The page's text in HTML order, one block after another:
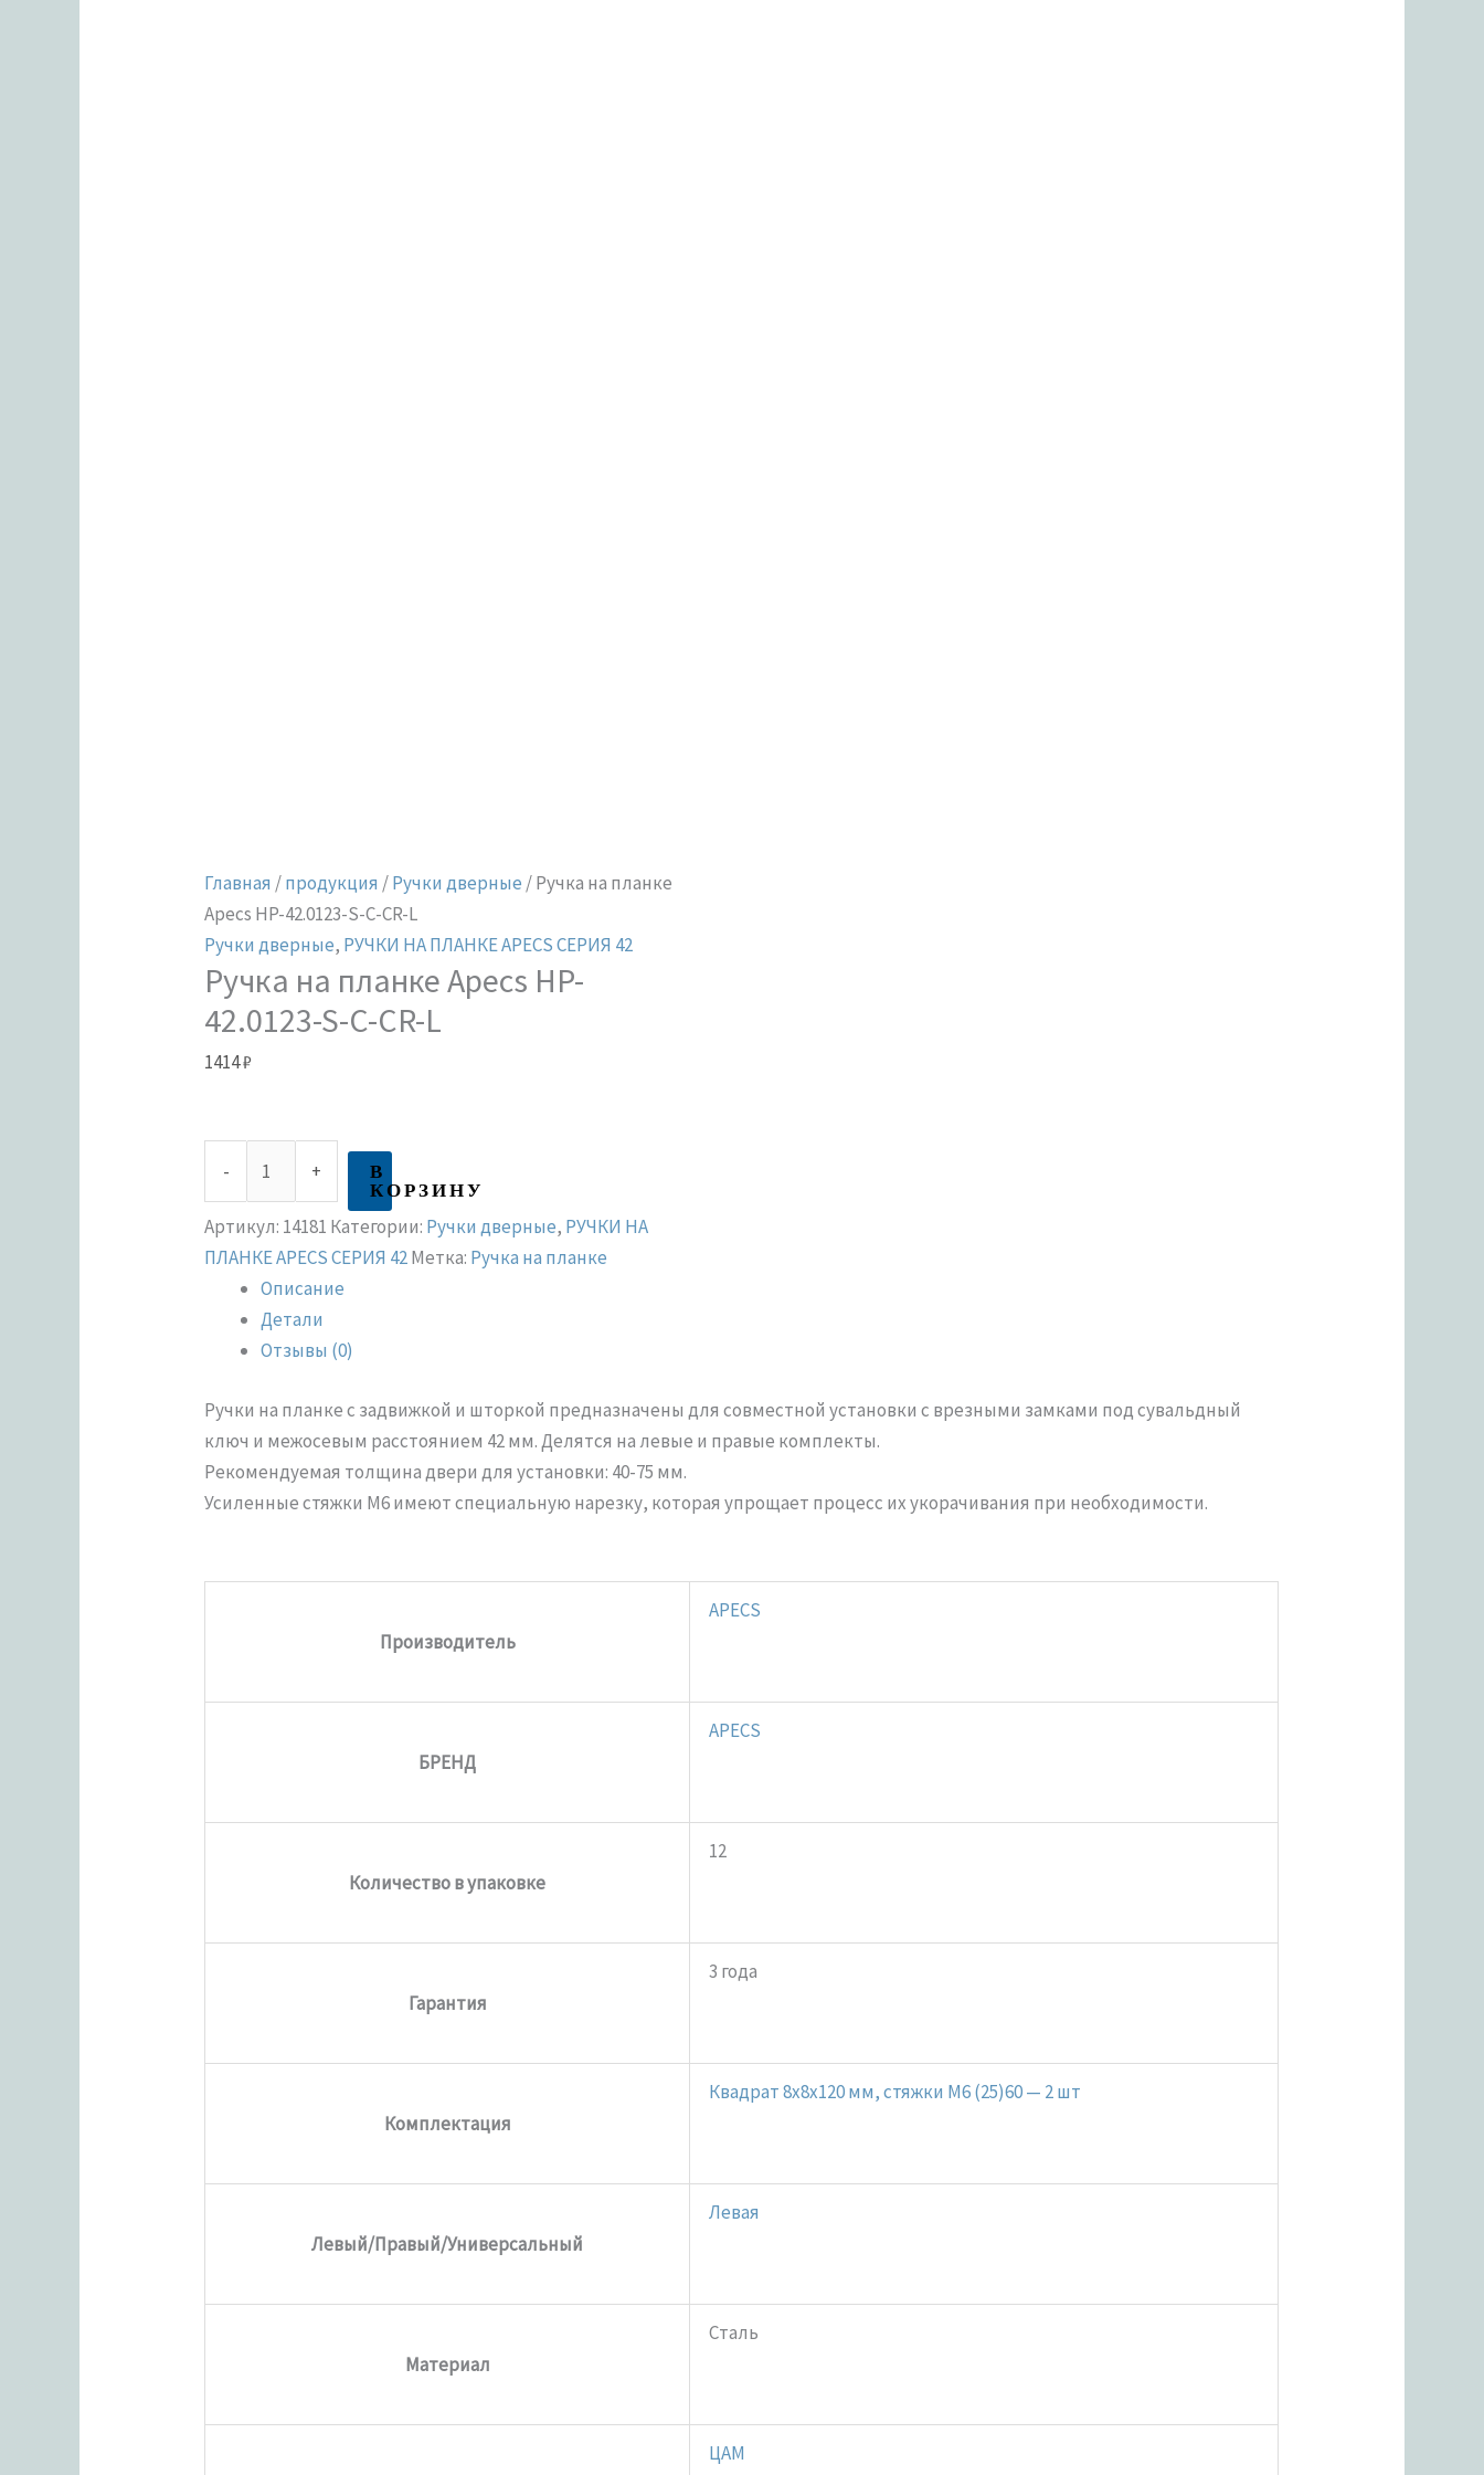
Главная /продукция /Ручки дверные / Ручка на планке
Apecs HP-42.0123-S-C-CR-L
Ручки дверные, РУЧКИ НА ПЛАНКЕ APECS СЕРИЯ 42
Ручка на планке Apecs HP-
42.0123-S-C-CR-L
1414₽
- + В
КОРЗИНУ
Артикул: 14181 Категории: Ручки дверные, РУЧКИ НА
ПЛАНКЕ APECS СЕРИЯ 42Метка: Ручка на планке
Описание
Детали
Отзывы (0)
Ручки на планке с задвижкой и шторкой предназначены для совместной установки с врезными замками под сувальдный
ключ и межосевым расстоянием 42 мм. Делятся на левые и правые комплекты.
Рекомендуемая толщина двери для установки: 40-75 мм.
Усиленные стяжки М6 имеют специальную нарезку, которая упрощает процесс их укорачивания при необходимости.
Производитель
APECS
БРЕНД
APECS
Количество в упаковке
12
Гарантия
3 года
Комплектация
Квадрат 8x8x120 мм, стяжки M6 (25)60 — 2 шт
Левый/Правый/Универсальный
Левая
Материал
Сталь
ЦАМ